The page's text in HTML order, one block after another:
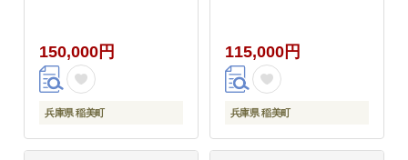
150,000円
兵庫県 稲美町
115,000円
兵庫県 稲美町